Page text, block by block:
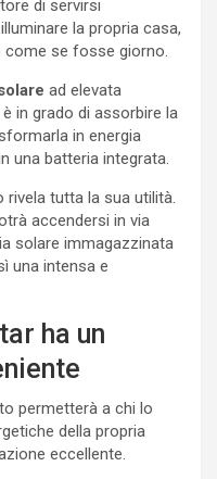
di servirsi
la propria casa,
se fosse giorno.
ad elevata
in grado di assorbire la
in energia
una batteria integrata.
tutta la sua utilità.
accendersi in via
solare immagazzinata
una intensa e
ha un
permetterà a chi lo
della propria
eccellente.